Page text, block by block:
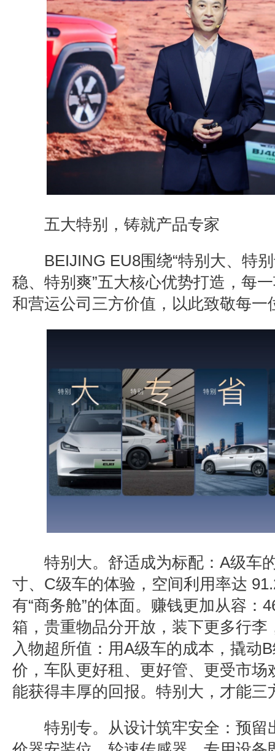
五大特别，铸就产品专家
BEIJING EU8围绕“特别大、特
稳、特别爽”五大核心优势打造，每
和营运公司三方价值，以此致敬每一
特别大。 舒适成为标配： A级车
寸、 C级车的体验，空间利用率达
有“商务舱”的体面。 赚钱更加从容：
箱，贵重物品分开放，装下更多行李
入物超所值： 用A级车的成本，撬动B
价，车队更好租、更好管、更受市场
能获得丰厚的回报。特别大，才能三
特别专。 从设计筑牢安全： 预留